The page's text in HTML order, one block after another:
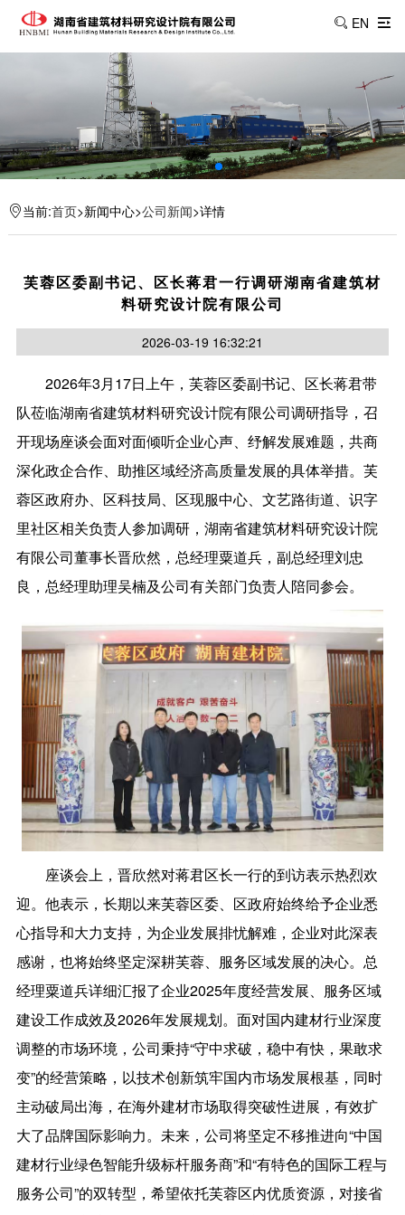
EN
当前:首页>新闻中心>公司新闻>详情
芙蓉区委副书记、区长蒋君一行调研湖南省建筑材
料研究设计院有限公司
2026-03-19 16:32:21
2026年3月17日上午，芙蓉区委副书记、区长蒋君带
队莅临湖南省建筑材料研究设计院有限公司调研指导，召
开现场座谈会面对面倾听企业心声、纾解发展难题，共商
深化政企合作、助推区域经济高质量发展的具体举措。芙
蓉区政府办、区科技局、区现服中心、文艺路街道、识字
里社区相关负责人参加调研，湖南省建筑材料研究设计院
有限公司董事长晋欣然，总经理粟道兵，副总经理刘忠
良，总经理助理吴楠及公司有关部门负责人陪同参会。
座谈会上，晋欣然对蒋君区长一行的到访表示热烈欢
迎。他表示，长期以来芙蓉区委、区政府始终给予企业悉
心指导和大力支持，为企业发展排忧解难，企业对此深表
感谢，也将始终坚定深耕芙蓉、服务区域发展的决心。总
经理粟道兵详细汇报了企业2025年度经营发展、服务区域
建设工作成效及2026年发展规划。面对国内建材行业深度
调整的市场环境，公司秉持“守中求破，稳中有快，果敢求
变”的经营策略，以技术创新筑牢国内市场发展根基，同时
主动破局出海，在海外建材市场取得突破性进展，有效扩
大了品牌国际影响力。未来，公司将坚定不移推进向“中国
建材行业绿色智能升级标杆服务商”和“有特色的国际工程与
服务公司”的双转型，希望依托芙蓉区内优质资源，对接省